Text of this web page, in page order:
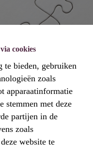
cookies
te bieden, gebruiken
zoals
apparaatinformatie
stemmen met deze
partijen in de
zoals
website te
bestaat niet